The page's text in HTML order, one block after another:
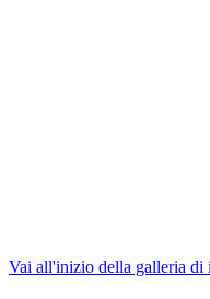
Vai all'inizio della galleria di